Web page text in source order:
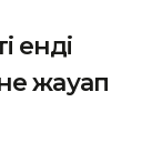
енді
жауап